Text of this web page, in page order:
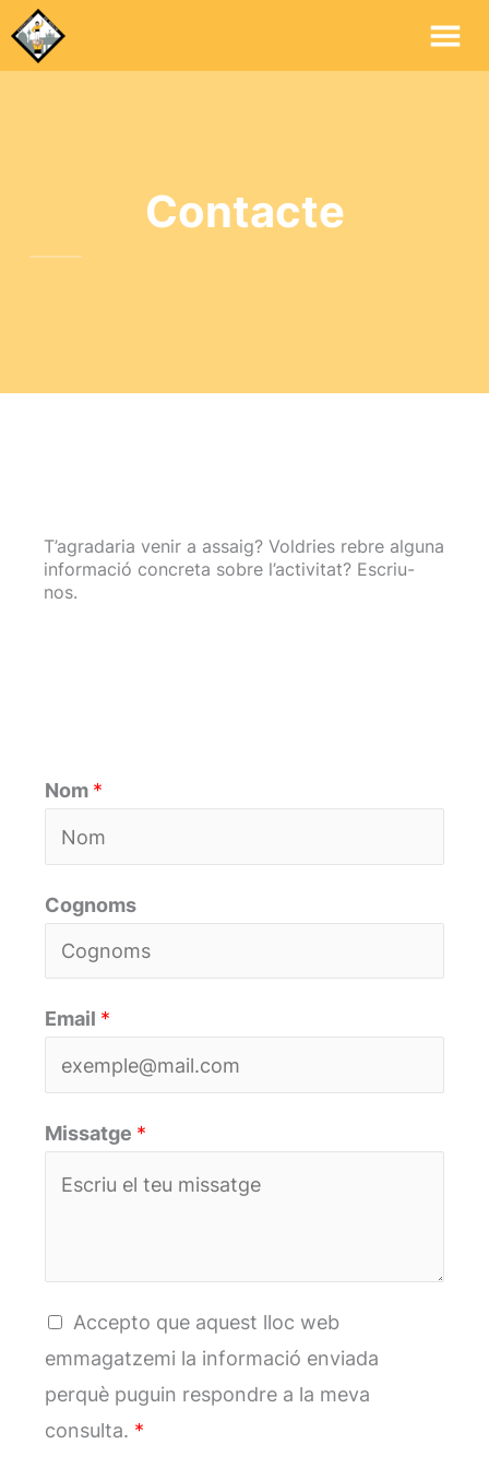
Contacte
T’agradaria venir a assaig? Voldries rebre alguna
informació concreta sobre l’activitat? Escriu-
nos.
Nom *
Cognoms
Email *
Missatge *
G
D
P
R
Accepto que aquest lloc web
emmagatzemi la informació enviada
perquè puguin respondre a la meva
consulta. *